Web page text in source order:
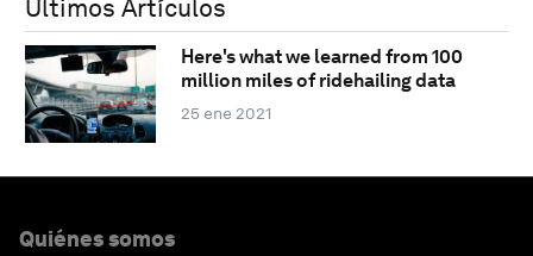
Últimos Artículos
Here's what we learned from 100
million miles of ridehailing data
25 ene 2021
Quiénes somos